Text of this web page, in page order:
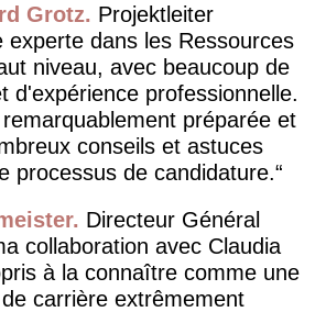
Grotz Projektleiter
experte dans les Ressources
niveau, avec beaucoup de
d'expérience professionnelle.
préparée et
conseils et astuces
processus de candidature.
Directeur Général
collaboration avec Claudia
à la connaître comme une
carrière extrêmement